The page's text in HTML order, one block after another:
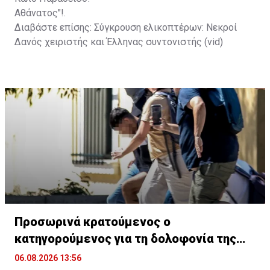
Αθάνατος"!.
Διαβάστε επίσης: Σύγκρουση ελικοπτέρων: Νεκροί
Δανός χειριστής και Έλληνας συντονιστής (vid)
Προσωρινά κρατούμενος ο
κατηγορούμενος για τη δολοφονία της
Βρετανίδας
06.08.2026 13:56